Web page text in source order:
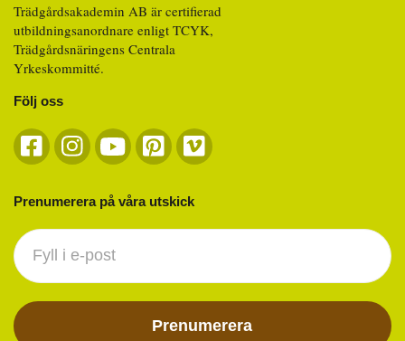
Trädgårdsakademin AB är certifierad
utbildningsanordnare enligt TCYK,
Trädgårdsnäringens Centrala
Yrkeskommitté.
Följ oss
Prenumerera på våra utskick
Nyhetsbrev
footer
Prenumerera